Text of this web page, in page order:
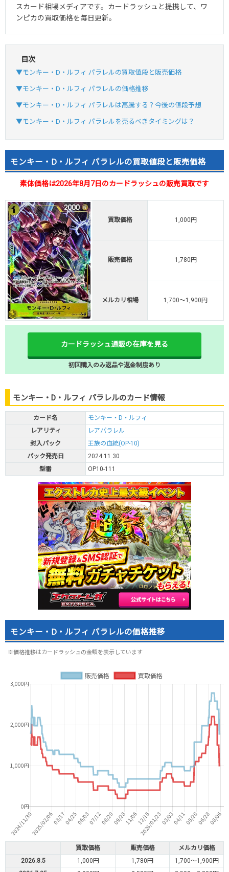
スカード相場メディアです。カードラッシュと提携して、ワ
ンピカの買取価格を毎日更新。
目次
▼モンキー・D・ルフィ パラレルの買取値段と販売価格
▼モンキー・D・ルフィ パラレルの価格推移
▼モンキー・D・ルフィ パラレルは高騰する？今後の値段予想
▼モンキー・D・ルフィ パラレルを売るべきタイミングは？
モンキー・D・ルフィ パラレルの買取値段と販売価格
素体価格は2026年8月7日のカードラッシュの販売買取です
買取価格 1,000円
販売価格 1,780円
メルカリ相場 1,700～1,900円
カードラッシュ通販の在庫を見る
初回購入のみ返品や返金制度あり
モンキー・D・ルフィ パラレルのカード情報
カード名
モンキー・D・ルフィ
レアリティ
レアパラレル
封入パック
王族の血統(OP-10)
パック発売日
2024.11.30
型番
OP10-111
モンキー・D・ルフィ パラレルの価格推移
※価格推移はカードラッシュの金額を表示しています
買取価格 販売価格
メルカリ価格
2026.8.5
1,000円 1,780円
1,700～1,900円